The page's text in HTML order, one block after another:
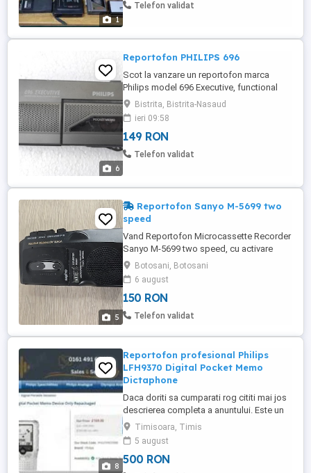
1
Telefon validat
6
Reportofon PHILIPS 696
Scot la vanzare un reportofon marca
Philips model 696 Executive, functional
Bistrita, Bistrita-Nasaud
ieri 09:58
149 RON
Telefon validat
5
Reportofon Sanyo M-5699 two
speed
Vand Reportofon Microcassette Recorder
Sanyo M-5699 two speed, cu activare
vocala, stare buna de functionare. Arata si
functioneaza bine. Bonus o caseta Sanyo
MC 60. Pret 150 lei Ofer testare la predarea
perconala sau trimit cu verificare colet.
Botosani, Botosani
6 august
150 RON
Telefon validat
8
Reportofon profesional Philips
LFH9370 Digital Pocket Memo
Dictaphone
Daca doriti sa cumparati rog cititi mai jos
descrierea completa a anuntului. Este un
aparat profesional din gama premium, de
foarte buna calitate. Philips original, Made
in Austria, nu e chinezarie ieftina ! Card
Philips original inclus, mufe casti,
Timisoara, Timis
5 august
500 RON